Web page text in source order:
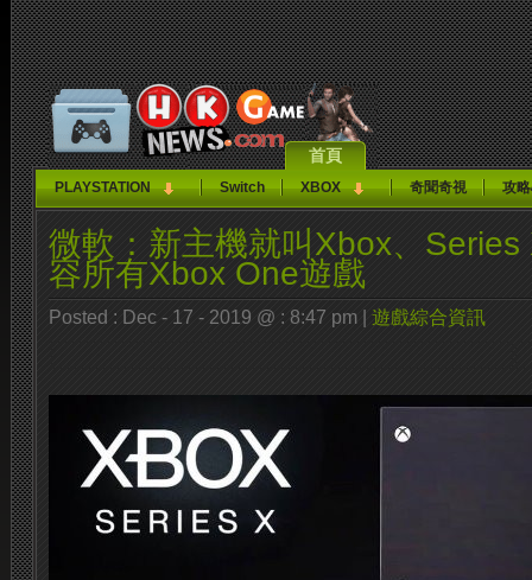
首頁
PLAYSTATION Switch XBOX 奇聞奇視 攻
微軟：新主機就叫Xbox、Series
容所有Xbox One遊戲
Posted : Dec - 17 - 2019 @ : 8:47 pm | 遊戲綜合資訊